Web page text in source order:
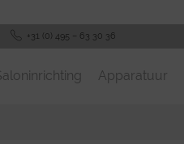
+31 (0) 495 – 63 30 36
Apparatuur